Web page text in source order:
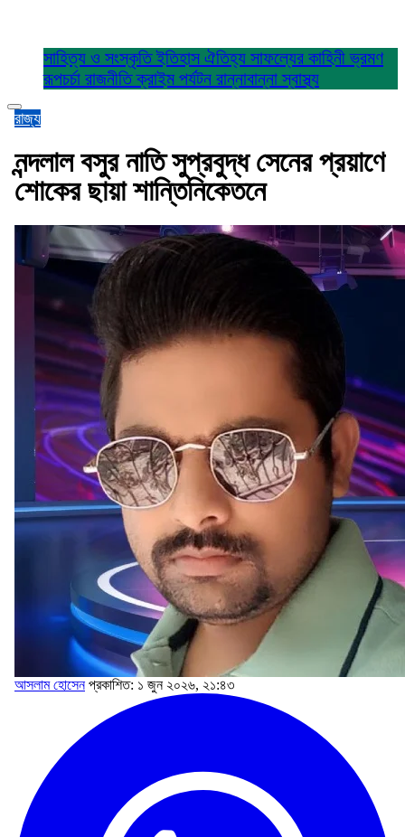
সাহিত্য ও সংস্কৃতিইতিহাস ঐতিহ্য সাফল্যের কাহিনীভ্রমণ
রূপচর্চা রাজনীতিক্রাইম পর্যটন রান্নাবান্নাস্বাস্থ্য
রাজ্য
নন্দলাল বসুর নাতি সুপ্রবুদ্ধ সেনের প্রয়াণে
শোকের ছায়া শান্তিনিকেতনে
আসলাম হোসেন প্রকাশিত: ১ জুন ২০২৬, ২১:৪৩